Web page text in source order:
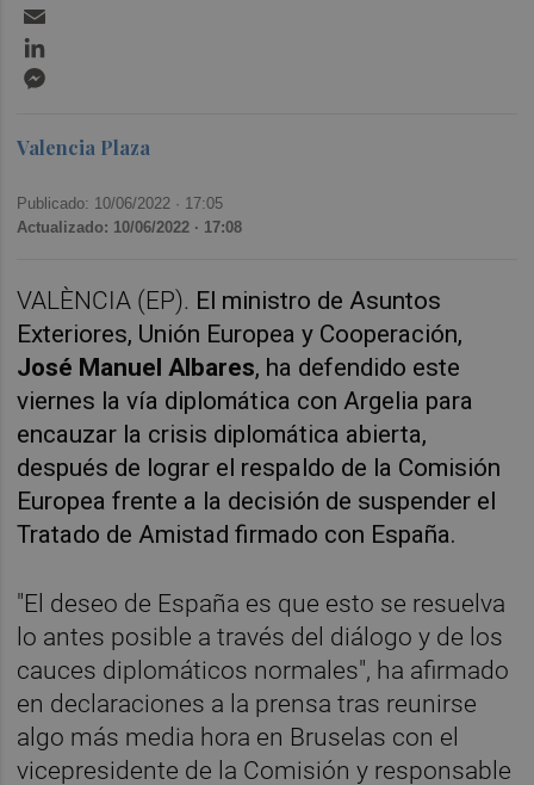
Valencia Plaza
Publicado: 10/06/2022 · 17:05
Actualizado: 10/06/2022 · 17:08
VALÈNCIA (EP). El ministro de Asuntos
Exteriores, Unión Europea y Cooperación,
José Manuel Albares, ha defendido este
viernes la vía diplomática con Argelia para
encauzar la crisis diplomática abierta,
después de lograr el respaldo de la Comisión
Europea frente a la decisión de suspender el
Tratado de Amistad firmado con España.
"El deseo de España es que esto se resuelva
lo antes posible a través del diálogo y de los
cauces diplomáticos normales", ha afirmado
en declaraciones a la prensa tras reunirse
algo más media hora en Bruselas con el
vicepresidente de la Comisión y responsable